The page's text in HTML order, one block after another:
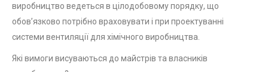
виробництво ведеться в цілодобовому порядку, що
обов’язково потрібно враховувати і при проектуванні
системи вентиляції для хімічного виробництва.
Які вимоги висуваються до майстрів та власників